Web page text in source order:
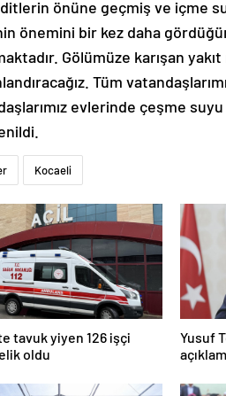
önüne geçmiş ve içme
önemini bir kez daha
Gölümüze karışan
Tüm
evlerinde çeşme suyu
Kocaeli
tavuk yiyen 126 işçi
oldu
Yusuf